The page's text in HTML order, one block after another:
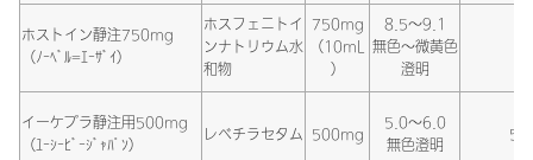
ホストイン静注750mg
（ﾉｰﾍﾞﾙ=ｴｰｻﾞｲ）
ホスフェニトイ
ンナトリウム水
和物
750mg
（10mL
）
8.5～9.1
無色～微黄色
澄明
イーケプラ静注用500mg
（ﾕｰｼｰﾋﾞｰｼﾞｬﾊﾟﾝ）
レベチラセタム 500mg
5.0～6.0
無色澄明